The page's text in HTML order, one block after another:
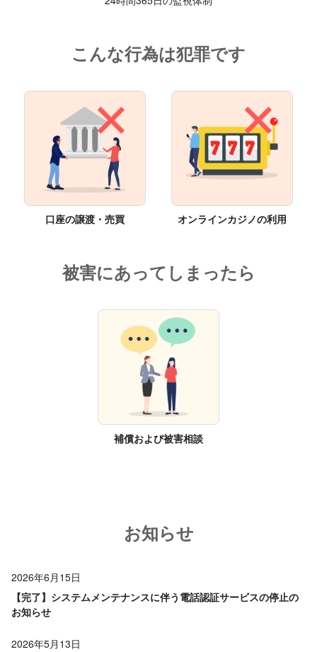
こんな行為は犯罪です
口座の譲渡・売買 オンラインカジノの利用
被害にあってしまったら
補償および被害相談
お知らせ
2026年6月15日
【完了】システムメンテナンスに伴う電話認証サービスの停止の
お知らせ
2026年5月13日